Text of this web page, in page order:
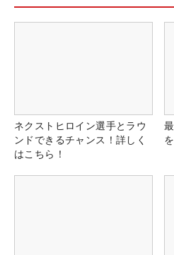
ネクストヒロイン選手とラウ
ンドできるチャンス！詳しく
はこちら！